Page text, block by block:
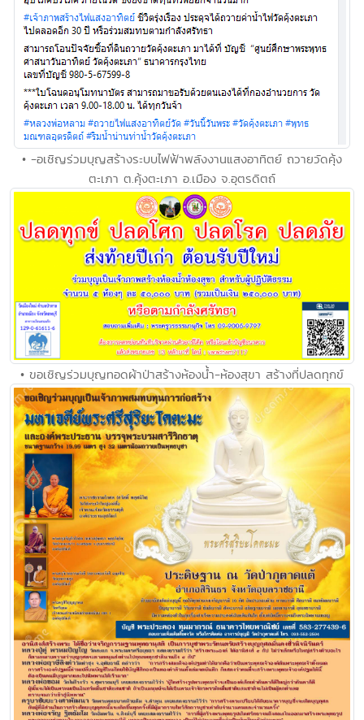
• -อเชิญร่วมบุญสร้างระบบไฟฟ้าพลังงานแสงอาทิตย์ ถวายวัดคุ้ง
ตะเภา ต.คุ้งตะเภา อ.เมือง จ.อุตรดิตถ์
• ขอเชิญร่วมบุญทอดผ้าป่าสร้างห้องน้ำ-ห้องสุขา สร้างที่ปลดทุกข์